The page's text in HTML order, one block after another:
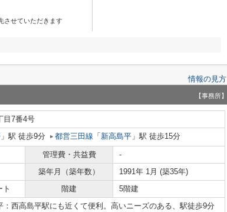
させていただきます
情報の見方
【事務所】
目7番4号
」駅 徒歩9分 都営三田線 「 新高島平 」駅 徒歩15分
管理費・共益費
-
築年月（築年数）
1991年 1月 (築35年)
階建 5階建
：西高島平駅にも近くて便利。高いニーズのある、駅徒歩9分